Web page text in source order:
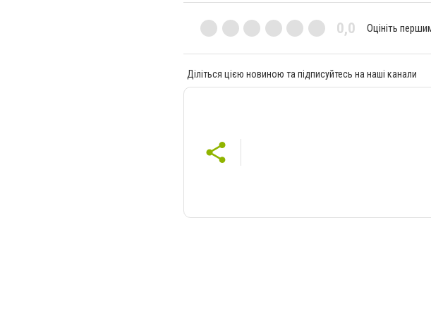
0,0 Оцініть
Діліться цією новиною та підписуйтесь на наші канали